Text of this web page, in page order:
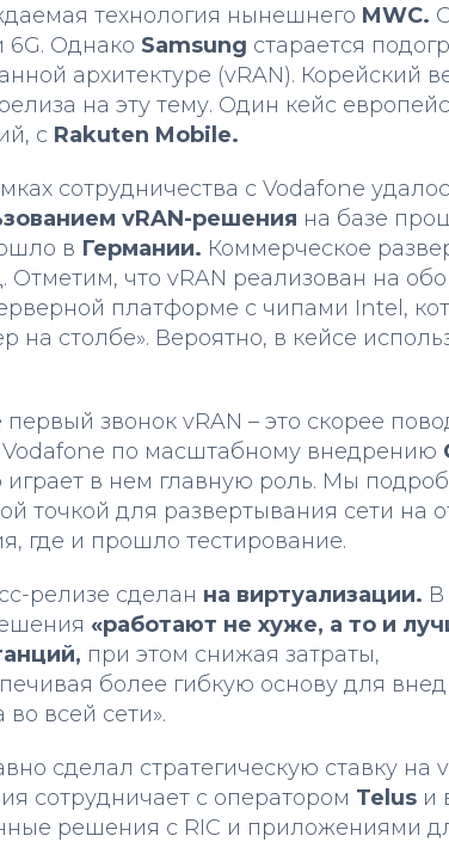
технология нынешнего MWC.
Однако Samsung старается
архитектуре (vRAN). Корейский
на эту тему. Один кейс
с Rakuten Mobile.
сотрудничества с Vodafone
vRAN-решения на базе
в Германии. Коммерческое
Отметим, что vRAN реализован на
платформе с чипами Intel,
на столбе». Вероятно, в кейсе
звонок vRAN – это скорее
по масштабному внедрению
играет в нем главную роль. Мы
точкой для развертывания сети на
где и прошло тестирование.
релизе сделан на виртуализации.
«работают не хуже, а то и
при этом снижая затраты,
более гибкую основу для
во всей сети».
сделал стратегическую ставку на
сотрудничает с оператором Telus и
решения с RIC и приложениями